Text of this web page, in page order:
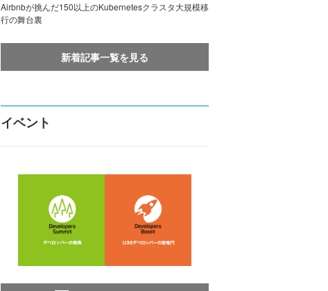
Airbnbが挑んだ150以上のKubernetesクラスタ大規模移
行の舞台裏
新着記事一覧を見る
イベント